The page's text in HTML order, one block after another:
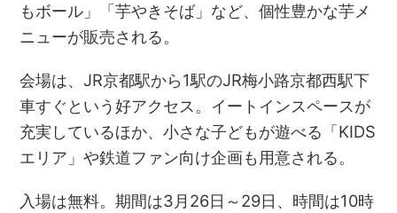
もボール」「芋やきそば」など、個性豊かな芋メ
ニューが販売される。
会場は、JR京都駅から1駅のJR梅小路京都西駅下
車すぐという好アクセス。イートインスペースが
充実しているほか、小さな子どもが遊べる「KIDS
エリア」や鉄道ファン向け企画も用意される。
入場は無料。期間は3月26日～29日、時間は10時